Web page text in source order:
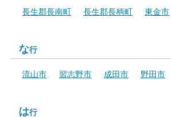
長生郡長南町 長生郡長柄町 東金市
な行
流山市 習志野市 成田市 野田市
は行